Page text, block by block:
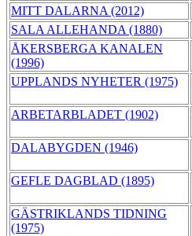
MITT DALARNA (2012)
SALA ALLEHANDA (1880)
ÅKERSBERGA KANALEN
(1996)
UPPLANDS NYHETER (1975)
ARBETARBLADET (1902)
DALABYGDEN (1946)
GEFLE DAGBLAD (1895)
GÄSTRIKLANDS TIDNING
(1975)